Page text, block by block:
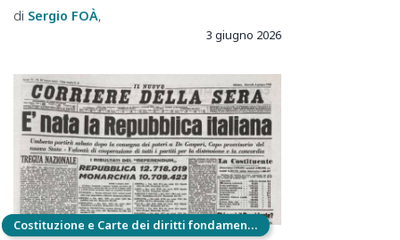
Sergio FOÀ
3 giugno 2026
Costituzione e Carte dei diritti fondamentali